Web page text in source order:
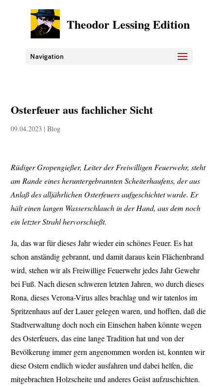
Theodor Lessing Edition
Navigation
Osterfeuer aus fachlicher Sicht
09.04.2023 |Blog
Rüdiger Gropengießer, Leiter der Freiwilligen Feuerwehr, steht
am Rande eines heruntergebrannten Scheiterhaufens, der aus
Anlaß des alljährlichen Osterfeuers aufgeschichtet wurde. Er
hält einen langen Wasserschlauch in der Hand, aus dem noch
ein letzter Strahl hervorschießt.
Ja, das war für dieses Jahr wieder ein schönes Feuer. Es hat
schon anständig gebrannt, und damit daraus kein Flächenbrand
wird, stehen wir als Freiwillige Feuerwehr jedes Jahr Gewehr
bei Fuß. Nach diesen schweren letzten Jahren, wo durch dieses
Rona, dieses Verona-Virus alles brachlag und wir tatenlos im
Spritzenhaus auf der Lauer gelegen waren, und hofften, daß die
Stadtverwaltung doch noch ein Einsehen haben könnte wegen
des Osterfeuers, das eine lange Tradition hat und von der
Bevölkerung immer gern angenommen worden ist, konnten wir
diese Ostern endlich wieder ausfahren und dabei helfen, die
mitgebrachten Holzscheite und anderes Geäst aufzuschichten.